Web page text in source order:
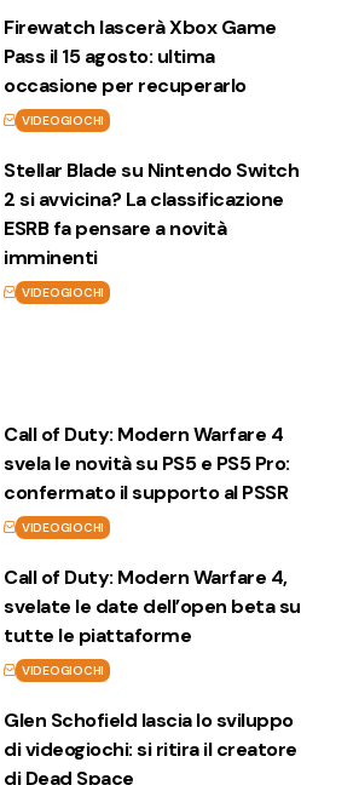
Firewatch lascerà Xbox Game
Pass il 15 agosto: ultima
occasione per recuperarlo
VIDEOGIOCHI
Stellar Blade su Nintendo Switch
2 si avvicina? La classificazione
ESRB fa pensare a novità
imminenti
VIDEOGIOCHI
Call of Duty: Modern Warfare 4
svela le novità su PS5 e PS5 Pro:
confermato il supporto al PSSR
VIDEOGIOCHI
Call of Duty: Modern Warfare 4,
svelate le date dell’open beta su
tutte le piattaforme
VIDEOGIOCHI
Glen Schofield lascia lo sviluppo
di videogiochi: si ritira il creatore
di Dead Space